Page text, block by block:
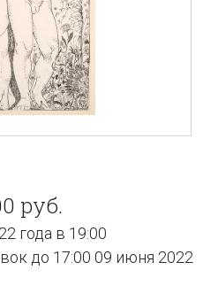
руб.
года в 19:00
до 17:00 09 июня 2022